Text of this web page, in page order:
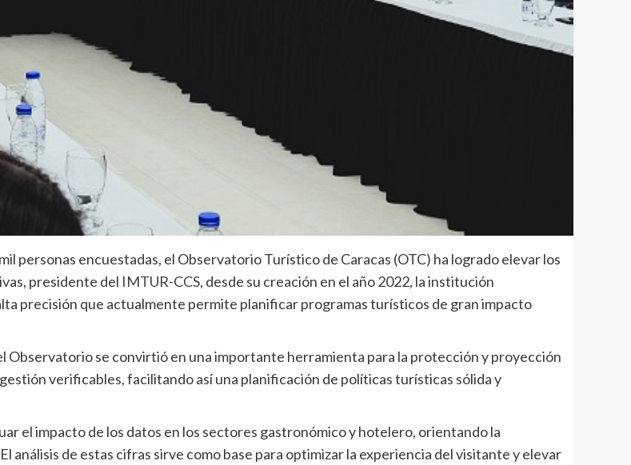
personas encuestadas, el Observatorio Turístico de Caracas (OTC) ha logrado elevar los
presidente del IMTUR-CCS, desde su creación en el año 2022, la institución
precisión que actualmente permite planificar programas turísticos de gran impacto
Observatorio se convirtió en una importante herramienta para la protección y proyección
verificables, facilitando así una planificación de políticas turísticas sólida y
el impacto de los datos en los sectores gastronómico y hotelero, orientando la
análisis de estas cifras sirve como base para optimizar la experiencia del visitante y elevar